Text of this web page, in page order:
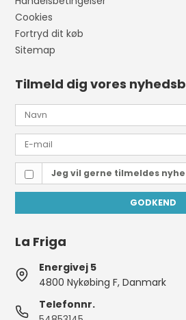
Cookies
Fortryd dit køb
Sitemap
Tilmeld dig vores
Jeg vil gerne tilmeldes
GODKEND
La Friga
Energivej 5
4800 Nykøbing F, Danmark
Telefonnr.